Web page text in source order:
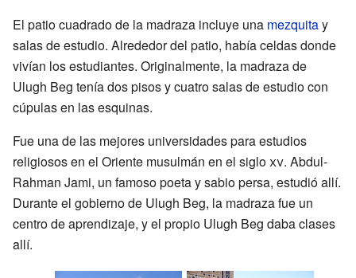
El patio cuadrado de la madraza incluye una mezquitay
salas de estudio. Alrededor del patio, había celdas donde
vivían los estudiantes. Originalmente, la madraza de
Ulugh Beg tenía dos pisos y cuatro salas de estudio con
cúpulas en las esquinas.
Fue una de las mejores universidades para estudios
religiosos en el Oriente musulmán en el sigloxv. Abdul-
Rahman Jami, un famoso poeta y sabio persa, estudió allí.
Durante el gobierno de Ulugh Beg, la madraza fue un
centro de aprendizaje, y el propio Ulugh Beg daba clases
allí.